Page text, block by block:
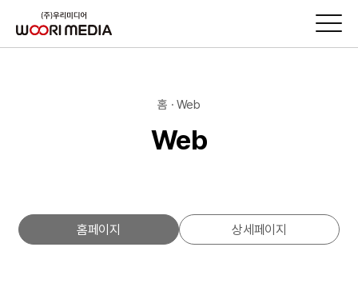
홈 · Web
Web
홈페이지 상세페이지